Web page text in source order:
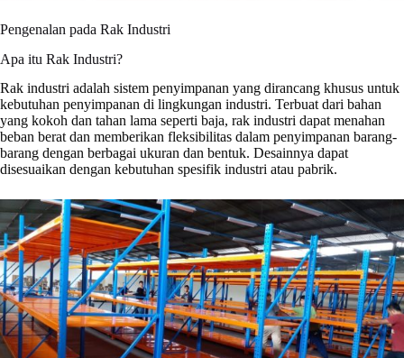
Pengenalan pada Rak Industri
Apa itu Rak Industri?
Rak industri adalah sistem penyimpanan yang dirancang khusus untuk
kebutuhan penyimpanan di lingkungan industri. Terbuat dari bahan
yang kokoh dan tahan lama seperti baja, rak industri dapat menahan
beban berat dan memberikan fleksibilitas dalam penyimpanan barang-
barang dengan berbagai ukuran dan bentuk. Desainnya dapat
disesuaikan dengan kebutuhan spesifik industri atau pabrik.